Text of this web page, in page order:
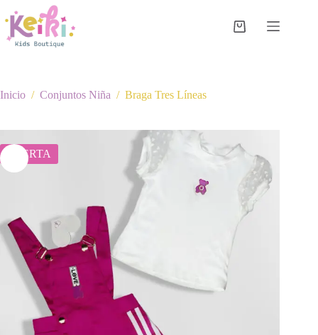
al
contenido
Carro
Inicio / Conjuntos Niña / Braga Tres Líneas
OFERTA